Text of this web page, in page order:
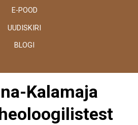
E-POOD
UUDISKIRI
BLOGI
Kalamaja